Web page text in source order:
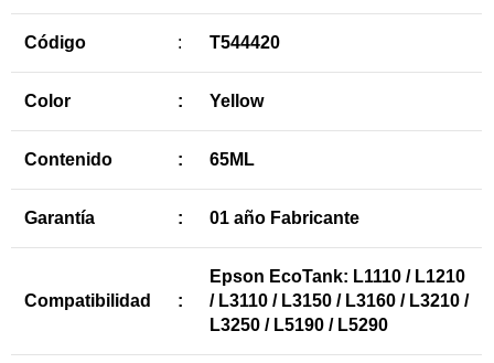
Código : T544420
Color : Yellow
Contenido : 65ML
Garantía : 01 año Fabricante
Compatibilidad :
Epson EcoTank: L1110 / L1210
/ L3110 / L3150 / L3160 / L3210 /
L3250 / L5190 / L5290